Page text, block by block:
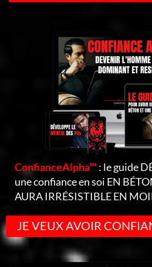
ConfianceAlpha™: le guide
une confiance en soi EN
AURA IRRÉSISTIBLE EN
JE VEUX AVOIR